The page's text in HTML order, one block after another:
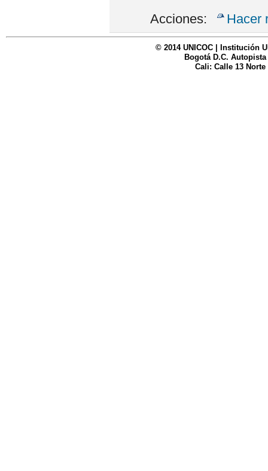
Acciones: Hacer
© 2014 UNICOC | Institución
Bogotá D.C. Autopista
Cali: Calle 13 Norte